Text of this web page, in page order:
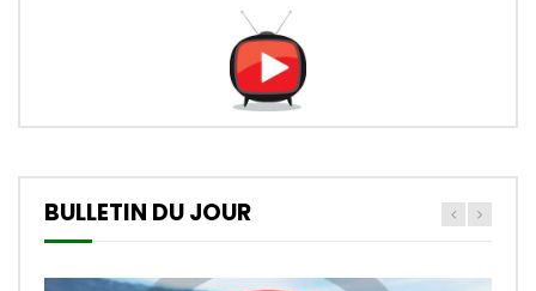
BULLETIN DU JOUR